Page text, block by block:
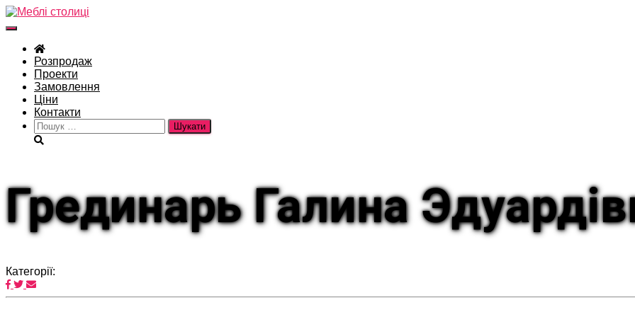
Перемкнути
навігацію
Розпродаж
Проекти
Замовлення
Ціни
Контакти
Пошук:
Грединарь Галина
Категорії: